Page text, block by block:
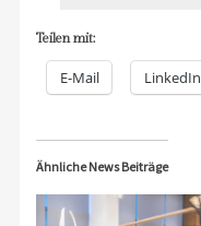
Teilen mit:
E-Mail LinkedIn
Ähnliche News Beiträge